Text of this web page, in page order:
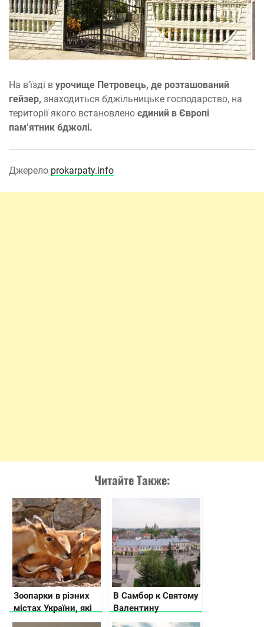
На в’їзді в урочище Петровець, де розташований
гейзер, знаходиться бджільницьке господарство, на
території якого встановлено єдиний в Європі
пам’ятник бджолі.
Джерело prokarpaty.info
Читайте Также:
Зоопарки в різних
містах України, які
вас приємно
В Самбор к Святому
Валентину